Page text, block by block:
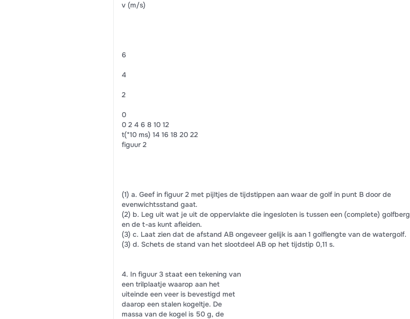
v (m/s)
6
4
2
0
0 2 4 6 8 10 12
t(*10 ms) 14 16 18 20 22
figuur 2
(1) a. Geef in figuur 2 met pijltjes de tijdstippen aan waar de golf in punt B door de
evenwichtsstand gaat.
(2) b. Leg uit wat je uit de oppervlakte die ingesloten is tussen een (complete) golfberg
en de t-as kunt afleiden.
(3) c. Laat zien dat de afstand AB ongeveer gelijk is aan 1 golflengte van de watergolf.
(3) d. Schets de stand van het slootdeel AB op het tijdstip 0,11 s.
4. In figuur 3 staat een tekening van
een trilplaatje waarop aan het
uiteinde een veer is bevestigd met
daarop een stalen kogeltje. De
massa van de kogel is 50 g, de